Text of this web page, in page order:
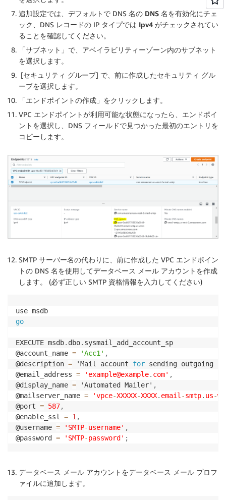
追加設定では、デフォルトで DNS 名の DNS 名を有効化にチェ
ック、DNS レコードの IP タイプでは Ipv4 がチェックされてい
ることを確認してください。
「サブネット」で、アベイラビリティーゾーン内のサブネット
を選択します。
[セキュリティ グループ] で、前に作成したセキュリティ グル
ープを選択します。
「エンドポイントの作成」をクリックします。
VPC エンドポイントが利用可能な状態になったら、エンドポイ
ントを選択し、DNS フィールドで見つかった最初のエントリを
コピーします。
SMTP サーバー名の代わりに、前に作成した VPC エンドポイン
トの DNS 名を使用してデータベース メール アカウントを作成
します。 (必ず正しい SMTP 資格情報を入力してください)
go
EXECUTE msdb. dbo. sysmail_add_account_sp
@account_name = 'Acc1' ,
@description = 'Mail account for sending outgoing
@email_address = 'example@example. com' ,
@display_name = 'Automated Mailer' ,
@mailserver_name = 'vpce-XXXXX-XXXX. email -smtp. us-
@port = 587,
@enable_ssl = 1 ,
@username = 'SMTP-username' ,
@password = 'SMTP-password' ;
データベース メール アカウントをデータベース メール プロフ
ァイルに追加します。